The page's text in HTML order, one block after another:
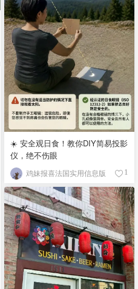
☀️ 安全观日食！教你DIY简易投影
仪，绝不伤眼
鸡妹报喜法国实用信息版 1